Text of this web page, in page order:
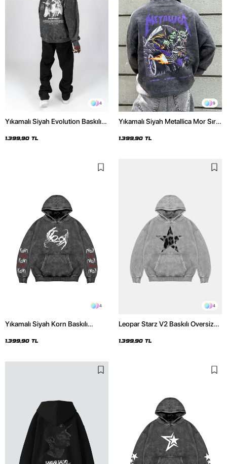
4
Yıkamalı Siyah Evolution Baskılı
Hoodie
1.399,90 TL
9
Yıkamalı Siyah Metallica Mor Sırt
Hoodie
1.399,90 TL
4
Yıkamalı Siyah Korn Baskılı
1.399,90 TL
4
Leopar Starz V2 Baskılı Oversize
Hoodie
1.399,90 TL